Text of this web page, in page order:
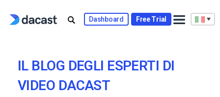
Dashboard Free Trial
IL BLOG DEGLI ESPERTI DI
VIDEO DACAST